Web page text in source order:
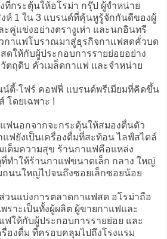
กระตุ้นให้อโรม่า กรุ๊ป ผู้จำหน่าย
ห์ 1 ใน 3 แบรนด์ที่คุ้นหูรู้จักกันดีของผู้
คู่แข่งอย่างตรางูเห่า และนกอินทรี
วกาแฟโบราณมาสู่ธุรกิจกาแฟสดคั่วบด
ให้กับผู้ประกอบการรายย่อยอย่าง
ตถุดิบ คั่วเมล็ดกาแฟ และจำหน่าย
น์ตี้-โฟร์ คอฟฟี่ แบรนด์พรีเมียมที่คิดขึ้น
โดยเฉพาะ !
แฟนอกจากจะกระตุ้นให้สมองตื่นตัว
แฟยังเป็นเครื่องดื่มที่สะท้อน ไลฟ์สไตล์
เต็มความสุข ร้านกาแฟคือแหล่ง
ทำให้ร้านกาแฟขนาดเล็ก กลาง ใหญ่
ถนนใหญ่ไปจนถึงซอยเล็กซอยน้อย
วนแบ่งการตลาดกาแฟสด อโรม่าถือ
ราะเป็นทั้งผู้ผลิต ผู้ขายกาแฟและ
ให้กับผู้ประกอบการรายย่อย และ
องดื่ม ที่ครอบคลุมไปถึงโรงแรม